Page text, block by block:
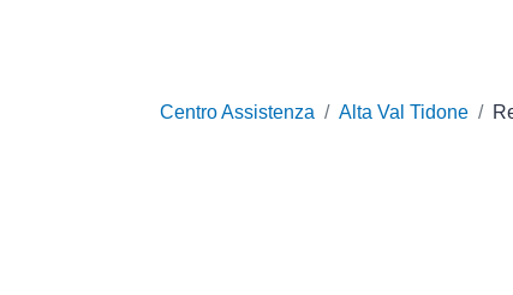
Centro Assistenza Alta Val Tidone